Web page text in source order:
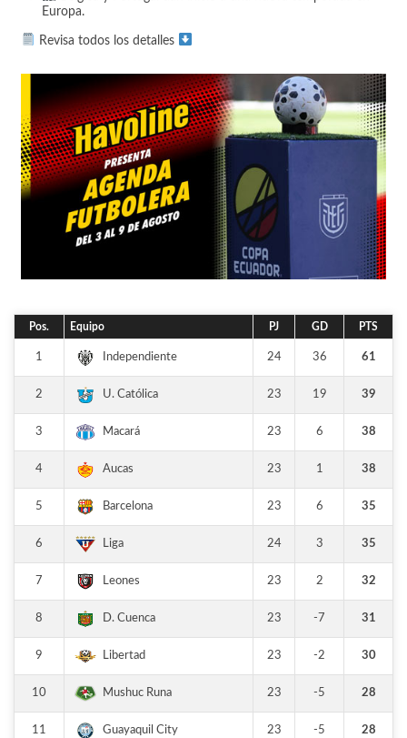
Europa.
Revisa todos los detalles
Pos. Equipo PJ GD PTS
1 Independiente 24 36 61
2 U. Católica 23 19 39
3 Macará 23 6 38
4 Aucas 23 1 38
5 Barcelona 23 6 35
6 Liga 24 3 35
7 Leones 23 2 32
8 D. Cuenca 23 -7 31
9 Libertad 23 -2 30
10 Mushuc Runa 23 -5 28
11 Guayaquil City 23 -5 28